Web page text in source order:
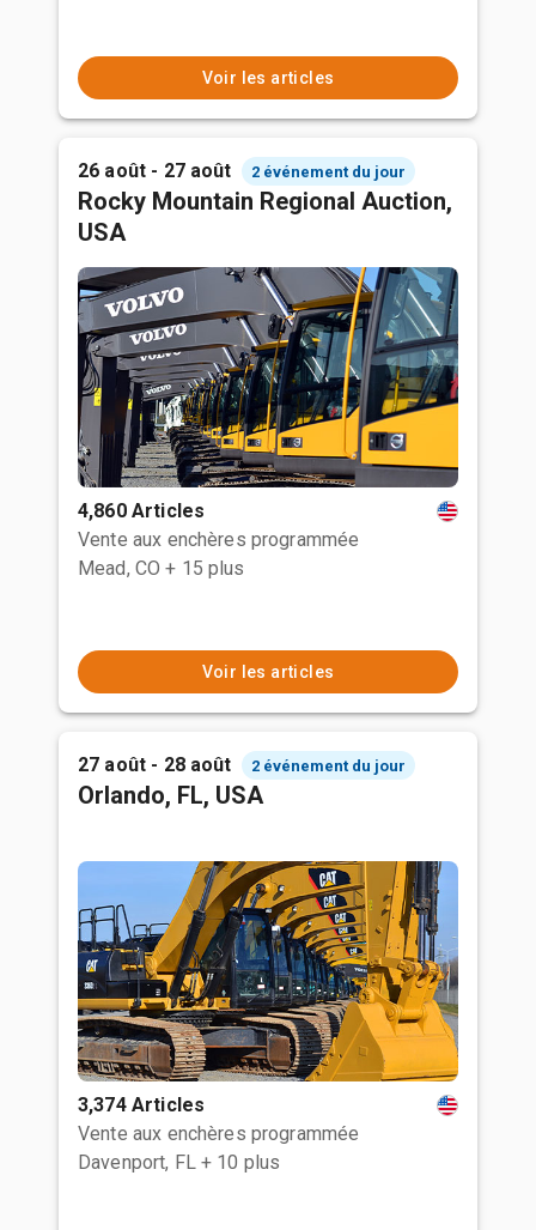
Voir les articles
26 août - 27 août 2 événement du jour
Rocky Mountain Regional Auction,
USA
4,860 Articles
Vente aux enchères programmée
Mead, CO + 15 plus
Voir les articles
27 août - 28 août 2 événement du jour
Orlando, FL, USA
3,374 Articles
Vente aux enchères programmée
Davenport, FL + 10 plus